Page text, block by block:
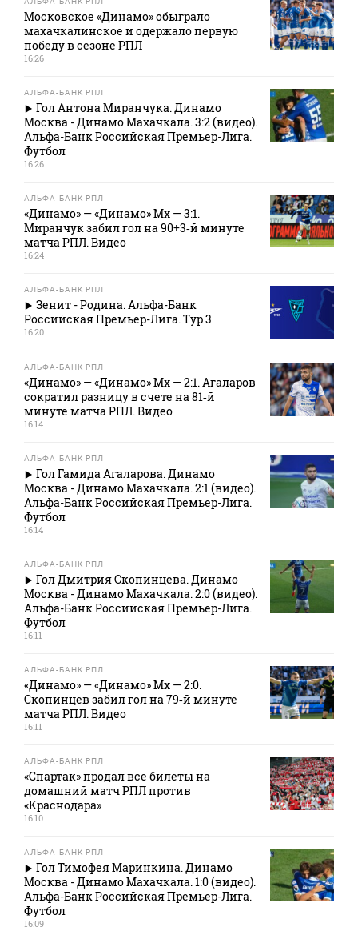
Московское «Динамо» обыграло
махачкалинское и одержало первую
победу в сезоне РПЛ
16:26
АЛЬФА-БАНК РПЛ
Гол Антона Миранчука. Динамо
Москва - Динамо Махачкала. 3:2 (видео).
Альфа-Банк Российская Премьер-Лига.
Футбол
16:26
АЛЬФА-БАНК РПЛ
«Динамо» — «Динамо» Мх — 3:1.
Миранчук забил гол на 90+3‑й минуте
матча РПЛ. Видео
16:24
АЛЬФА-БАНК РПЛ
Зенит - Родина. Альфа-Банк
Российская Премьер-Лига. Тур 3
16:20
АЛЬФА-БАНК РПЛ
«Динамо» — «Динамо» Мх — 2:1. Агаларов
сократил разницу в счете на 81‑й
минуте матча РПЛ. Видео
16:14
АЛЬФА-БАНК РПЛ
Гол Гамида Агаларова. Динамо
Москва - Динамо Махачкала. 2:1 (видео).
Альфа-Банк Российская Премьер-Лига.
Футбол
16:14
АЛЬФА-БАНК РПЛ
Гол Дмитрия Скопинцева. Динамо
Москва - Динамо Махачкала. 2:0 (видео).
Альфа-Банк Российская Премьер-Лига.
Футбол
16:11
АЛЬФА-БАНК РПЛ
«Динамо» — «Динамо» Мх — 2:0.
Скопинцев забил гол на 79‑й минуте
матча РПЛ. Видео
16:11
АЛЬФА-БАНК РПЛ
«Спартак» продал все билеты на
домашний матч РПЛ против
«Краснодара»
16:10
АЛЬФА-БАНК РПЛ
Гол Тимофея Маринкина. Динамо
Москва - Динамо Махачкала. 1:0 (видео).
Альфа-Банк Российская Премьер-Лига.
Футбол
16:09